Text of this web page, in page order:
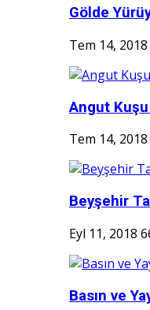
Gölde
Tem 14, 2018
Angut
Tem 14, 2018
Beyşehir
Eyl 11, 2018
Basın ve